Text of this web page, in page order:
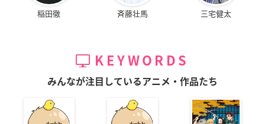
稲田徹 斉藤壮馬 三宅健太
KEYWORDS
みんなが注目しているアニメ・作品たち